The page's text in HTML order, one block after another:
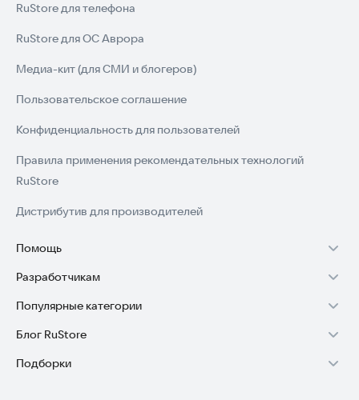
RuStore для телефона
RuStore для ОС Аврора
Медиа-кит (для СМИ и блогеров)
Пользовательское соглашение
Конфиденциальность для пользователей
Правила применения рекомендательных технологий
RuStore
Дистрибутив для производителей
Помощь
Установка RuStore на TV
Установка RuStore на телефон
Установка RuStore в машину
Помощь пользователям RuStore
Разработчикам
Зарабатывать с RuStore
Стать разработчиком
Доступ к RuStore Консоль
Популярные категории
Игры для Android
Приложения банков
Блог RuStore
Обзоры игр для Android 2025
Подборки